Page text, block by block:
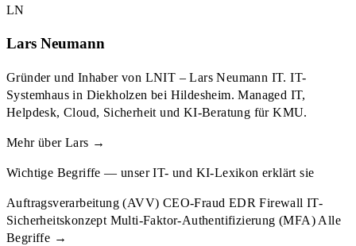
LN
Lars Neumann
Gründer und Inhaber von LNIT – Lars Neumann IT. IT-
Systemhaus in Diekholzen bei Hildesheim. Managed IT,
Helpdesk, Cloud, Sicherheit und KI-Beratung für KMU.
Mehr über Lars →
Wichtige Begriffe — unser IT- und KI-Lexikon erklärt sie
Auftragsverarbeitung (AVV) CEO-Fraud EDRFirewallIT-
Sicherheitskonzept Multi-Faktor-Authentifizierung (MFA) Alle
Begriffe →